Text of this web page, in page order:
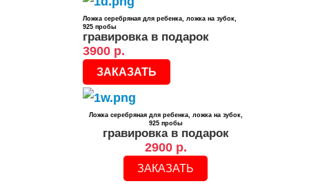
Ложка серебряная для ребенка, ложка на зубок,
925 пробы
гравировка в подарок
3900 р.
ЗАКАЗАТЬ
Ложка серебряная для ребенка, ложка на зубок,
925 пробы
гравировка в подарок
2900 р.
ЗАКАЗАТЬ